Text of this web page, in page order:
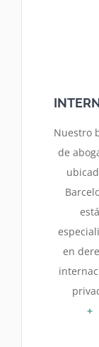
Nuestro
de
está
en
+